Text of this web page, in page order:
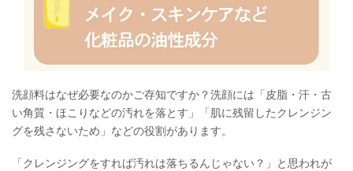
洗顔料はなぜ必要なのかご存知ですか？洗顔には「皮脂・汗・古
い角質・ほこりなどの汚れを落とす」「肌に残留したクレンジン
グを残さないため」などの役割があります。
「クレンジングをすれば汚れは落ちるんじゃない？」と思われが